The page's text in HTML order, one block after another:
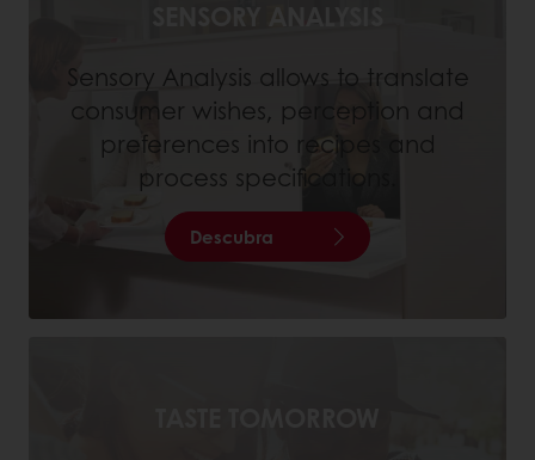
Sensory Analysis allows to translate
consumer wishes, perception and
preferences into recipes and
process specifications.
Descubra